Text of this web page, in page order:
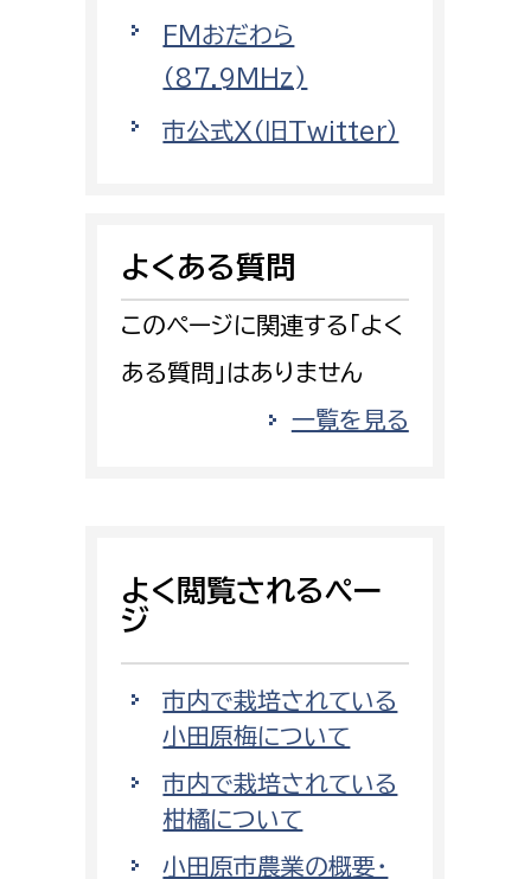
予防課
警防計画課
情報司令課
警防第2課
監査事務局
監査事務局
FMおだわら
（87.9MHz)
市公式X（旧Twitter）
よくある質問
このページに関連する「よく
ある質問」はありません
一覧を見る
よく閲覧されるペー
ジ
市内で栽培されている
小田原梅について
市内で栽培されている
柑橘について
小田原市農業の概要・